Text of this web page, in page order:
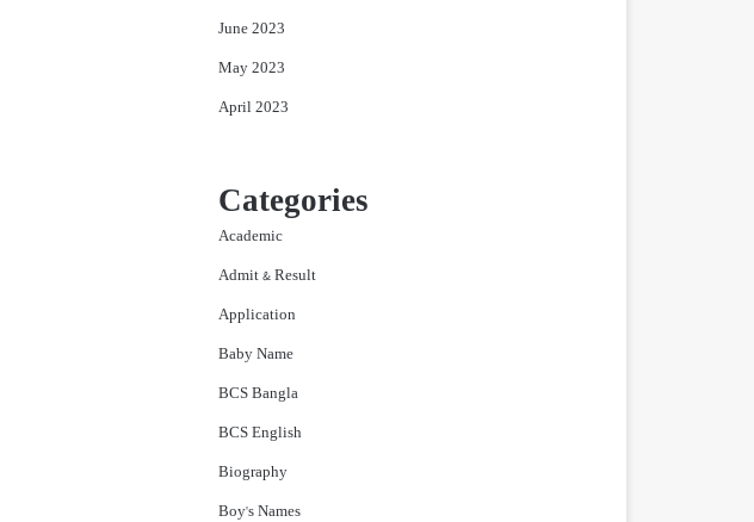
June 2023
May 2023
April 2023
Categories
Academic
Admit & Result
Application
Baby Name
BCS Bangla
BCS English
Biography
Boy's Names